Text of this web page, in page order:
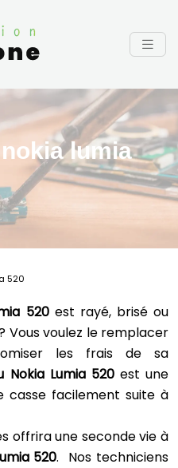
lumia
520
520 est rayé, brisé ou
Vous voulez le remplacer
les frais de sa
Nokia Lumia 520 est une
casse facilement suite à
offrira une seconde vie à
520. Nos techniciens